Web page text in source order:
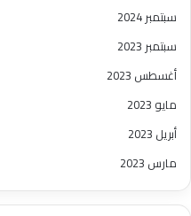
سبتمبر 2024
سبتمبر 2023
أغسطس 2023
مايو 2023
أبريل 2023
مارس 2023